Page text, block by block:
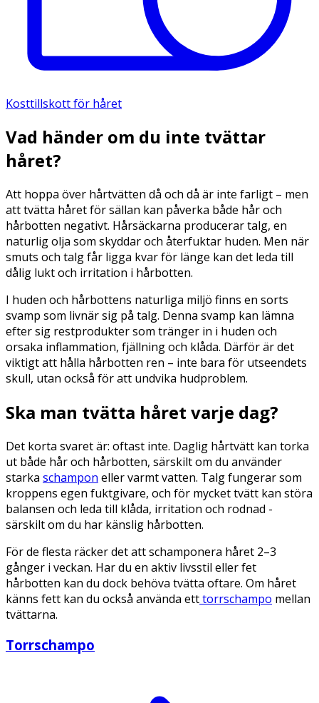
Kosttillskott för håret
Vad händer om du inte tvättar
håret?
Att hoppa över hårtvätten då och då är inte farligt – men
att tvätta håret för sällan kan påverka både hår och
hårbotten negativt. Hårsäckarna producerar talg, en
naturlig olja som skyddar och återfuktar huden. Men när
smuts och talg får ligga kvar för länge kan det leda till
dålig lukt och irritation i hårbotten.
I huden och hårbottens naturliga miljö finns en sorts
svamp som livnär sig på talg. Denna svamp kan lämna
efter sig restprodukter som tränger in i huden och
orsaka inflammation, fjällning och klåda. Därför är det
viktigt att hålla hårbotten ren – inte bara för utseendets
skull, utan också för att undvika hudproblem.
Ska man tvätta håret varje dag?
Det korta svaret är: oftast inte. Daglig hårtvätt kan torka
ut både hår och hårbotten, särskilt om du använder
starka schampon eller varmt vatten. Talg fungerar som
kroppens egen fuktgivare, och för mycket tvätt kan störa
balansen och leda till klåda, irritation och rodnad -
särskilt om du har känslig hårbotten.
För de flesta räcker det att schamponera håret 2–3
gånger i veckan. Har du en aktiv livsstil eller fet
hårbotten kan du dock behöva tvätta oftare. Om håret
känns fett kan du också använda etttorrschampo mellan
tvättarna.
Torrschampo